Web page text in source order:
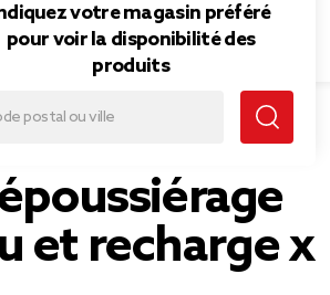
votre magasin préféré
pour voir la disponibilité des
produits
x 10
et recharge x